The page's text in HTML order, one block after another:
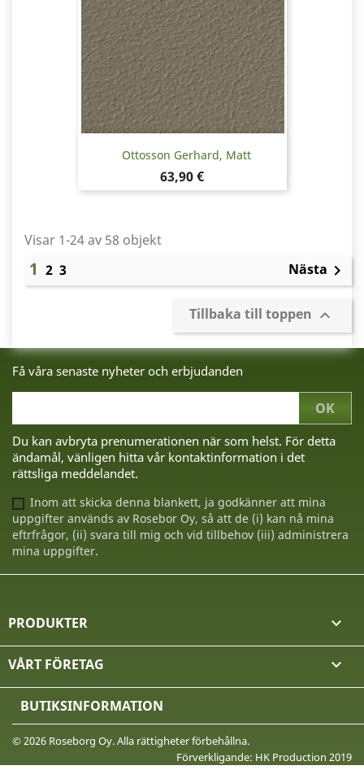
Ottosson Gerhard, Matt
Pris
63,90 €
Visar 1-24 av 58 objekt
1 2 3 Nästa 
Tillbaka till toppen 
Få våra senaste nyheter och erbjudanden
Du kan avbryta prenumerationen när som helst. För detta
ändamål, vänligen hitta vår kontaktinformation i det
rättsliga meddelandet.
Inom att skicka denna blankett, ja godkänner att mina
uppgifter används av Rosebor Oy, så att de (i) kan nå mina
eftrfrågor, (ii) svara till mig och vid tillbehov (iii) administrera
mina uppgifter.
PRODUKTER 
VÅRT FÖRETAG 
BUTIKSINFORMATION
© 2026 Roseborg Oy. Alla rättigheter förbehållna.
Förverkligande: HK Production 2019